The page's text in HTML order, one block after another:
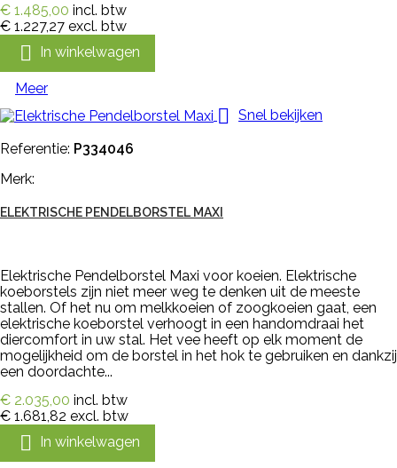
€ 1.485,00 incl. btw
€ 1.227,27 excl. btw
 In winkelwagen
Meer
 Snel bekijken
Referentie: P334046
Merk:
ELEKTRISCHE PENDELBORSTEL MAXI
Elektrische Pendelborstel Maxi voor koeien. Elektrische
koeborstels zijn niet meer weg te denken uit de meeste
stallen. Of het nu om melkkoeien of zoogkoeien gaat, een
elektrische koeborstel verhoogt in een handomdraai het
diercomfort in uw stal. Het vee heeft op elk moment de
mogelijkheid om de borstel in het hok te gebruiken en dankzij
een doordachte...
€ 2.035,00 incl. btw
€ 1.681,82 excl. btw
 In winkelwagen